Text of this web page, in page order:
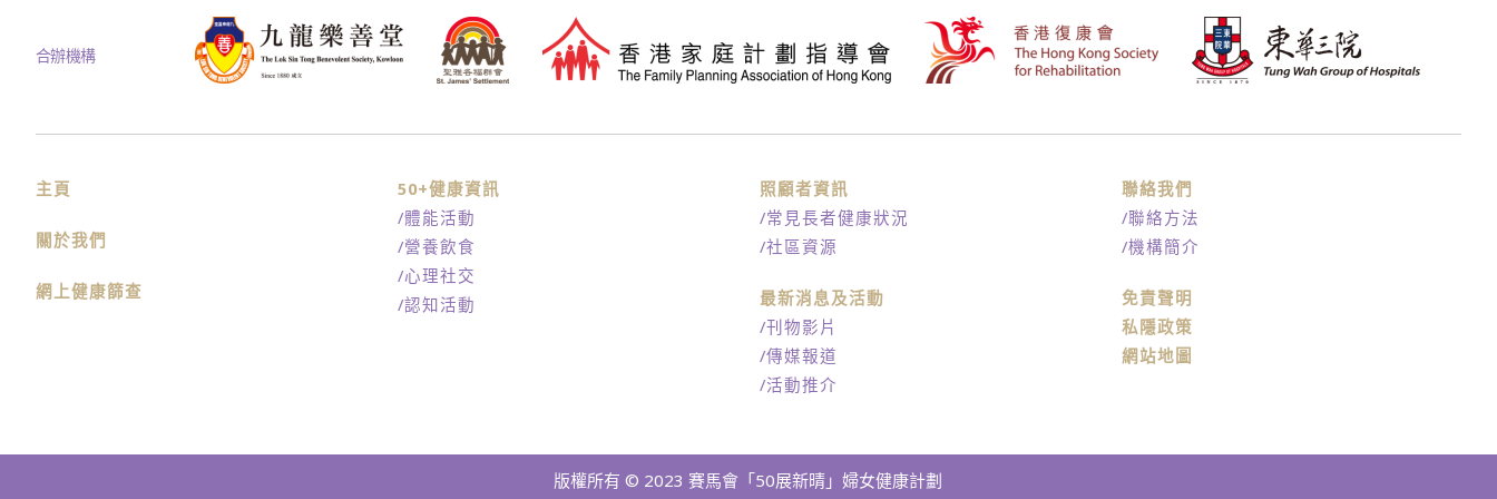
合辦機構
主頁
關於我們
網上健康篩查
50+健康資訊
/體能活動
/營養飲食
/心理社交
/認知活動
照顧者資訊
/常見長者健康狀況
/社區資源
最新消息及活動
/刊物影片
/傳媒報道
/活動推介
聯絡我們
/聯絡方法
/機構簡介
免責聲明
私隱政策
網站地圖
版權所有 © 2023 賽馬會「50展新晴」婦女健康計劃